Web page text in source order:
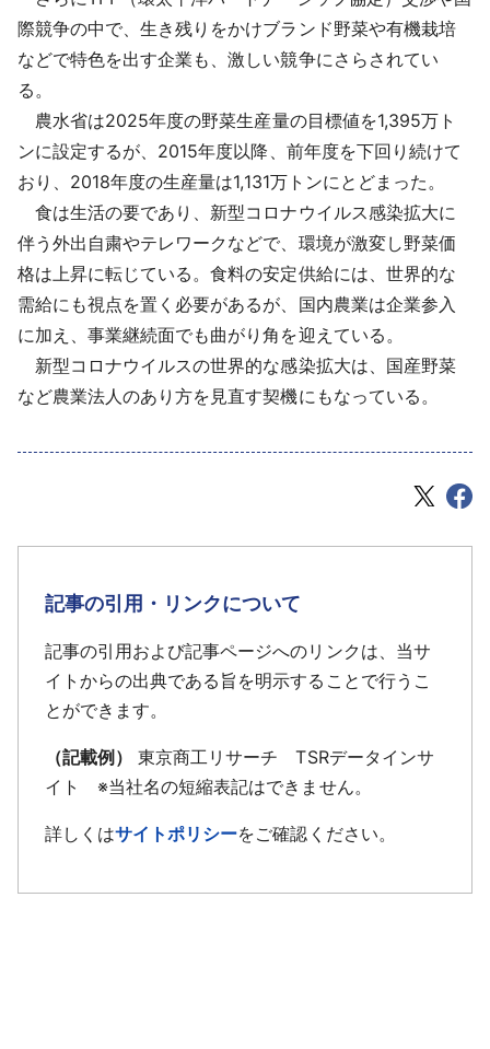
際競争の中で、生き残りをかけブランド野菜や有機栽培
などで特色を出す企業も、激しい競争にさらされてい
る。
農水省は2025年度の野菜生産量の目標値を1,395万ト
ンに設定するが、2015年度以降、前年度を下回り続けて
おり、2018年度の生産量は1,131万トンにとどまった。
食は生活の要であり、新型コロナウイルス感染拡大に
伴う外出自粛やテレワークなどで、環境が激変し野菜価
格は上昇に転じている。食料の安定供給には、世界的な
需給にも視点を置く必要があるが、国内農業は企業参入
に加え、事業継続面でも曲がり角を迎えている。
新型コロナウイルスの世界的な感染拡大は、国産野菜
など農業法人のあり方を見直す契機にもなっている。
記事の引用・リンクについて
記事の引用および記事ページへのリンクは、当サ
イトからの出典である旨を明示することで行うこ
とができます。
（記載例）
東京商工リサーチ TSRデータインサ
イト ※当社名の短縮表記はできません。
詳しくはサイトポリシーをご確認ください。